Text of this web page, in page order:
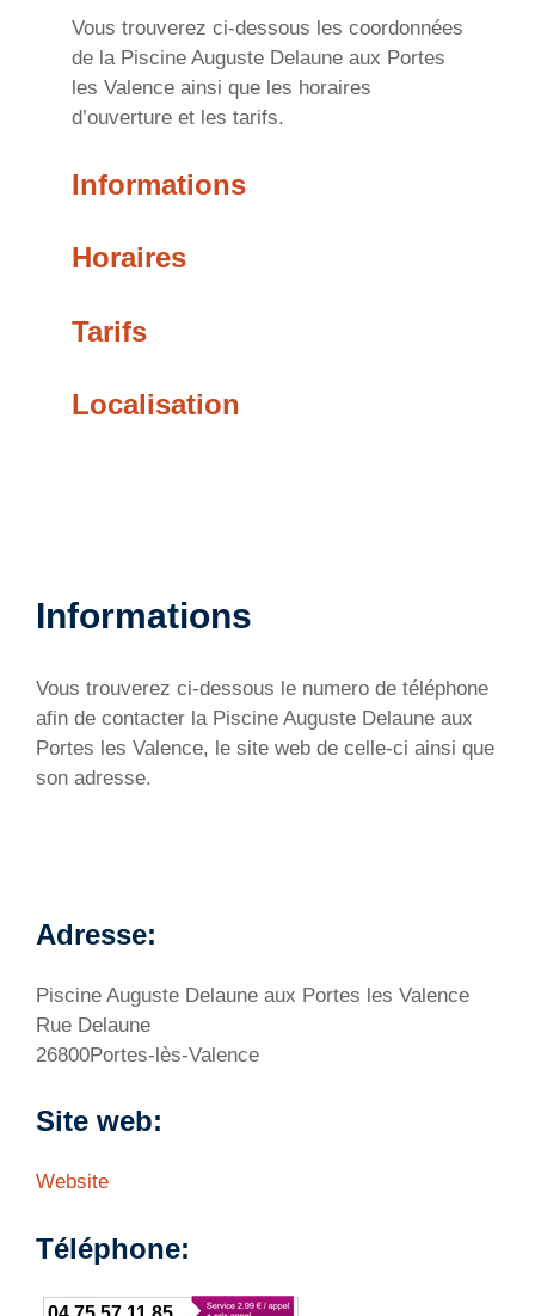
Vous trouverez ci-dessous les coordonnées
de la Piscine Auguste Delaune aux Portes
les Valence ainsi que les horaires
d’ouverture et les tarifs.
Informations
Horaires
Tarifs
Localisation
Informations
Vous trouverez ci-dessous le numero de téléphone
afin de contacter la Piscine Auguste Delaune aux
Portes les Valence, le site web de celle-ci ainsi que
son adresse.
Adresse:
Piscine Auguste Delaune aux Portes les Valence
Rue Delaune
26800Portes-lès-Valence
Site web:
Website
Téléphone: